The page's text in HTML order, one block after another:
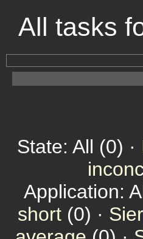
All tasks
State: All (0) ·
Application:
short (0) ·